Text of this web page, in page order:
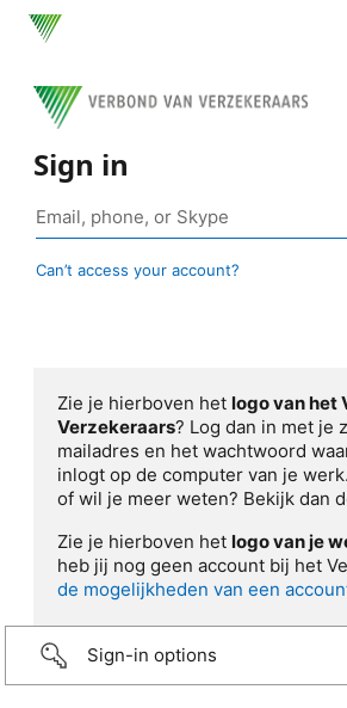
Sign in
Can’t access your account?
Zie je hierboven het logo van het
Verzekeraars? Log dan in met je
mailadres en het wachtwoord
inlogt op de computer van je
of wil je meer weten? Bekijk dan
Zie je hierboven het logo van je
heb jij nog geen account bij het
de mogelijkheden van een
Sign-in options